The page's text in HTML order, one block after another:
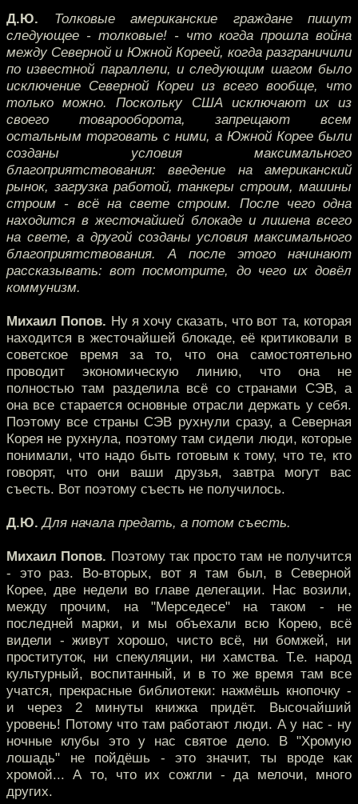
Д.Ю. Толковые американские граждане пишут
следующее - толковые! - что когда прошла война
между Северной и Южной Кореей, когда разграничили
по известной параллели, и следующим шагом было
исключение Северной Кореи из всего вообще, что
только можно. Поскольку США исключают их из
своего товарооборота, запрещают всем
остальным торговать с ними, а Южной Корее были
созданы условия максимального
благоприятствования: введение на американский
рынок, загрузка работой, танкеры строим, машины
строим - всё на свете строим. После чего одна
находится в жесточайшей блокаде и лишена всего
на свете, а другой созданы условия максимального
благоприятствования. А после этого начинают
рассказывать: вот посмотрите, до чего их довёл
коммунизм.
Михаил Попов. Ну я хочу сказать, что вот та, которая
находится в жесточайшей блокаде, её критиковали в
советское время за то, что она самостоятельно
проводит экономическую линию, что она не
полностью там разделила всё со странами СЭВ, а
она все старается основные отрасли держать у себя.
Поэтому все страны СЭВ рухнули сразу, а Северная
Корея не рухнула, поэтому там сидели люди, которые
понимали, что надо быть готовым к тому, что те, кто
говорят, что они ваши друзья, завтра могут вас
съесть. Вот поэтому съесть не получилось.
Д.Ю. Для начала предать, а потом съесть.
Михаил Попов. Поэтому так просто там не получится
- это раз. Во-вторых, вот я там был, в Северной
Корее, две недели во главе делегации. Нас возили,
между прочим, на "Мерседесе" на таком - не
последней марки, и мы объехали всю Корею, всё
видели - живут хорошо, чисто всё, ни бомжей, ни
проституток, ни спекуляции, ни хамства. Т.е. народ
культурный, воспитанный, и в то же время там все
учатся, прекрасные библиотеки: нажмёшь кнопочку -
и через 2 минуты книжка придёт. Высочайший
уровень! Потому что там работают люди. А у нас - ну
ночные клубы это у нас святое дело. В "Хромую
лошадь" не пойдёшь - это значит, ты вроде как
хромой... А то, что их сожгли - да мелочи, много
других.